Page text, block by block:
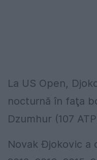
La US Open,
nocturnă în faţa
Dzumhur (107
Novak Đjokovic a